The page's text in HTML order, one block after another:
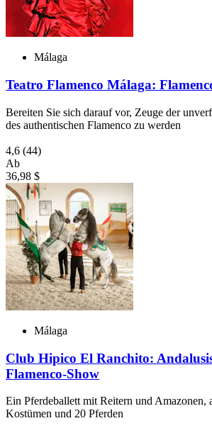
Málaga
Teatro Flamenco Málaga:
Bereiten Sie sich darauf vor, Zeuge der
des authentischen Flamenco zu werden
4,6 (44)
Ab
36,98 $
Málaga
Club Hipico El Ranchito:
Flamenco-Show
Ein Pferdeballett mit Reitern und Amazonen,
Kostümen und 20 Pferden